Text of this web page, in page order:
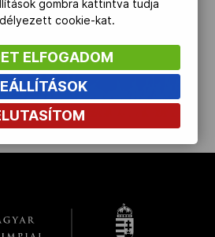
gombra kattintva tudja
cookie-kat.
ELFOGADOM